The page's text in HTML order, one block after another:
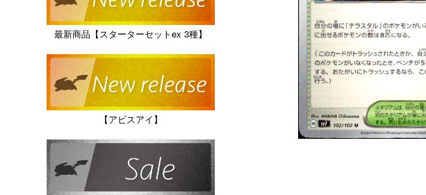
最新商品【スターターセットex 3種】
【アビスアイ】